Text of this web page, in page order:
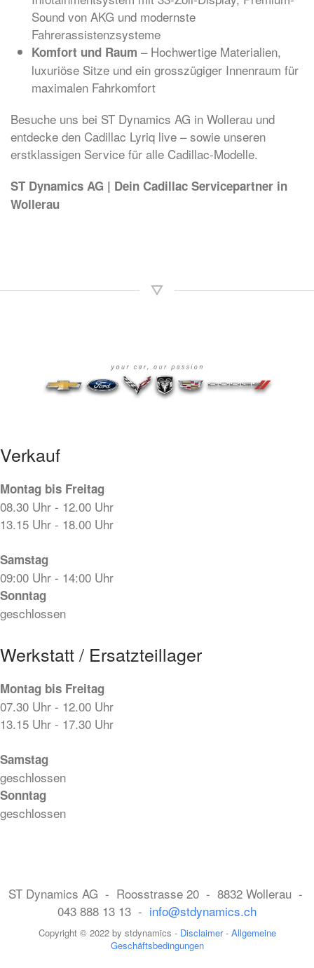
Sound von AKG und modernste
Fahrerassistenzsysteme
Komfort und Raum – Hochwertige Materialien,
luxuriöse Sitze und ein grosszügiger Innenraum für
maximalen Fahrkomfort
Besuche uns bei ST Dynamics AG in Wollerau und
entdecke den Cadillac Lyriq live – sowie unseren
erstklassigen Service für alle Cadillac-Modelle.
ST Dynamics AG | Dein Cadillac Servicepartner in
Wollerau
Verkauf
Montag bis Freitag
08.30 Uhr - 12.00 Uhr
13.15 Uhr - 18.00 Uhr
Samstag
09:00 Uhr - 14:00 Uhr
Sonntag
geschlossen
Werkstatt / Ersatzteillager
Montag bis Freitag
07.30 Uhr - 12.00 Uhr
13.15 Uhr - 17.30 Uhr
Samstag
geschlossen
Sonntag
geschlossen
ST Dynamics AG - Roosstrasse 20 - 8832 Wollerau -
043 888 13 13 - info@stdynamics.ch
Copyright © 2022 by stdynamics - Disclaimer- Allgemeine
Geschäftsbedingungen